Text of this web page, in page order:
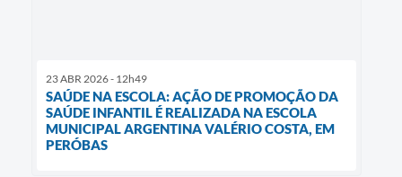
23 ABR 2026 - 12h49
SAÚDE NA ESCOLA: AÇÃO DE PROMOÇÃO DA
SAÚDE INFANTIL É REALIZADA NA ESCOLA
MUNICIPAL ARGENTINA VALÉRIO COSTA, EM
PERÓBAS